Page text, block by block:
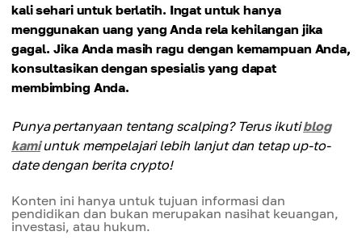
kali sehari untuk berlatih. Ingat untuk hanya
menggunakan uang yang Anda rela kehilangan jika
gagal. Jika Anda masih ragu dengan kemampuan Anda,
konsultasikan dengan spesialis yang dapat
membimbing Anda.
Punya pertanyaan tentang scalping? Terus ikutiblog
kamiuntuk mempelajari lebih lanjut dan tetap up-to-
date dengan berita crypto!
Konten ini hanya untuk tujuan informasi dan
pendidikan dan bukan merupakan nasihat keuangan,
investasi, atau hukum.